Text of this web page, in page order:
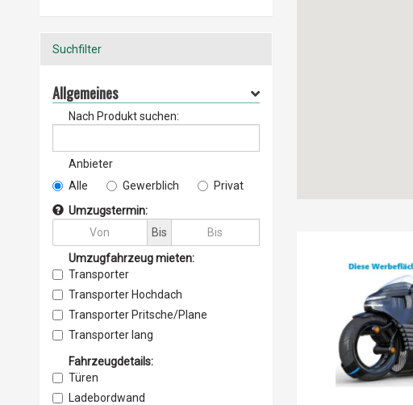
Suchfilter
Allgemeines
Nach Produkt suchen:
Anbieter
Alle
Gewerblich
Privat
Umzugstermin:
Bis
Umzugfahrzeug mieten:
Transporter
Transporter Hochdach
Transporter Pritsche/Plane
Transporter lang
Transporter Kofferwagen
Sprinter
Minivan
Fahrzeugdetails:
Türen
Ladebordwand